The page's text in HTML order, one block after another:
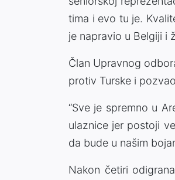
tima i evo tu je.
je napravio u Belgiji i
Član Upravnog
protiv Turske i
“Sve je spremno u
ulaznice jer postoji
da bude u našim
Nakon četiri